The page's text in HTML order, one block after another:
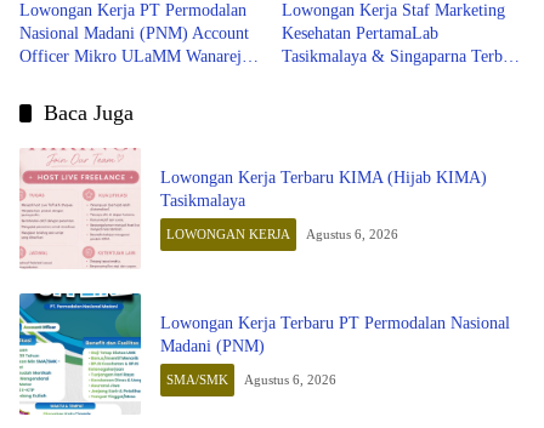
Lowongan Kerja PT Permodalan
Nasional Madani (PNM) Account
Officer Mikro ULaMM Wanareja
Lowongan Kerja Staf Marketing
Kesehatan PertamaLab
Tasikmalaya & Singaparna Terbaru
Baca Juga
Lowongan Kerja Terbaru KIMA (Hijab KIMA)
Tasikmalaya
LOWONGAN KERJA Agustus 6, 2026
Lowongan Kerja Terbaru PT Permodalan Nasional
Madani (PNM)
SMA/SMK Agustus 6, 2026